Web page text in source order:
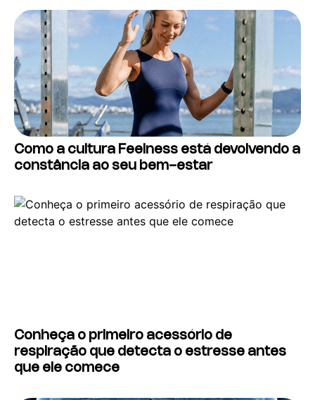
Como a cultura Feelness está devolvendo a
constância ao seu bem-estar
Conheça o primeiro acessório de
respiração que detecta o estresse antes
que ele comece